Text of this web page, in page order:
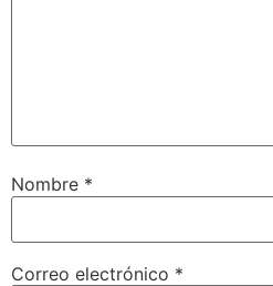
Nombre *
Correo electrónico *